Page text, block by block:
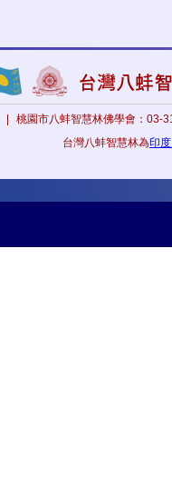
桃園市八蚌智慧林佛學會：03-
台灣八蚌智慧林為印